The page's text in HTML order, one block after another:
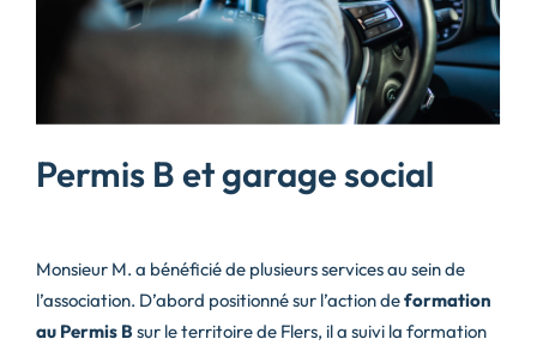
Permis B et garage social
Monsieur M. a bénéficié de plusieurs services au sein de
l’association. D’abord positionné sur l’action deformation
au Permis B sur le territoire de Flers, il a suivi la formation